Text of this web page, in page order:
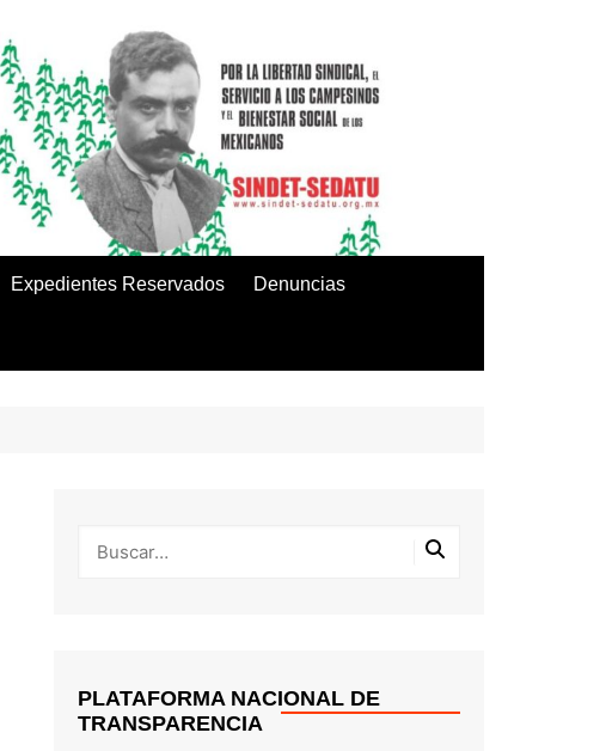
Expedientes Reservados Denuncias
PLATAFORMA NACIONAL DE
TRANSPARENCIA